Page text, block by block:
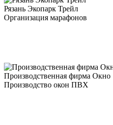
Рязань Экопарк Трейл
Организация марафонов
Производственная фирма Окно
Производство окон ПВХ